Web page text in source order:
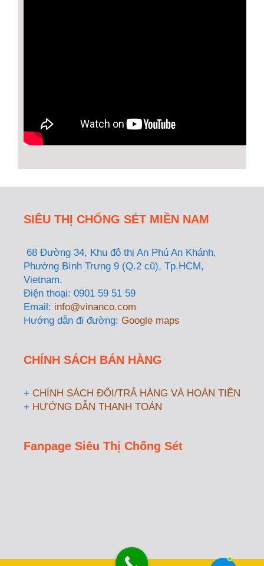
SIÊU THỊ CHỐNG SÉT MIỀN NAM
68 Đường 34, Khu đô thị An Phú An Khánh,
Phường Bình Trưng 9 (Q.2 cũ), Tp.HCM,
Vietnam.
Điện thoại: 0901 59 51 59
Email: info@vinanco.com
Hướng dẫn đi đường: Google maps
CHÍNH SÁCH BÁN HÀNG
+ CHÍNH SÁCH ĐỔI/TRẢ HÀNG VÀ HOÀN TIỀN
+ HƯỚNG DẪN THANH TOÁN
Fanpage Siêu Thị Chống Sét